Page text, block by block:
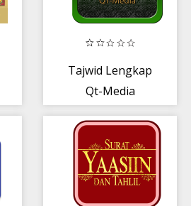
Tajwid Lengkap
Qt-Media